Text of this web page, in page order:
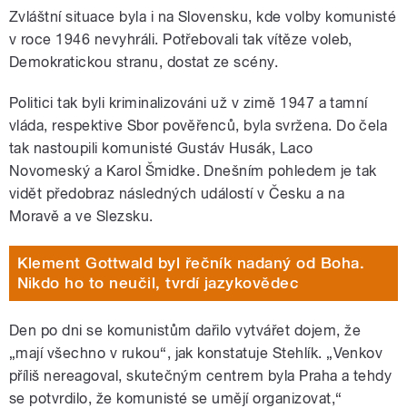
Zvláštní situace byla i na Slovensku, kde volby komunisté
v roce 1946 nevyhráli. Potřebovali tak vítěze voleb,
Demokratickou stranu, dostat ze scény.
Politici tak byli kriminalizováni už v zimě 1947 a tamní
vláda, respektive Sbor pověřenců, byla svržena. Do čela
tak nastoupili komunisté Gustáv Husák, Laco
Novomeský a Karol Šmidke. Dnešním pohledem je tak
vidět předobraz následných událostí v Česku a na
Moravě a ve Slezsku.
Klement Gottwald byl řečník nadaný od Boha.
Nikdo ho to neučil, tvrdí jazykovědec
Den po dni se komunistům dařilo vytvářet dojem, že
„mají všechno v rukou“, jak konstatuje Stehlík. „Venkov
příliš nereagoval, skutečným centrem byla Praha a tehdy
se potvrdilo, že komunisté se umějí organizovat,“